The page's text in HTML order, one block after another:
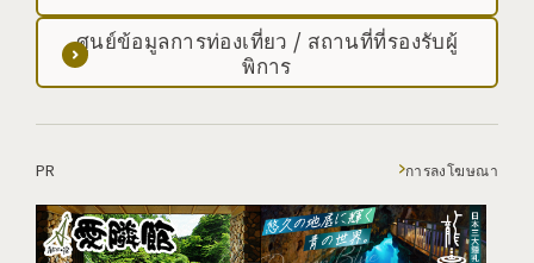
ศูนย์ข้อมูลการท่องเที่ยว / สถานที่ที่รองรับผู้
พิการ
PR การลงโฆษณา